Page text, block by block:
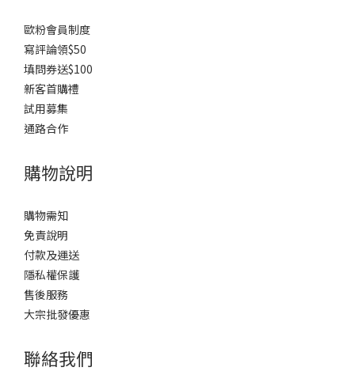
歐粉會員制度
寫評論領$50
填問券送$100
新客首購禮
試用募集
通路合作
購物說明
購物需知
免責說明
付款及運送
隱私權保護
售後服務
大宗批發優惠
聯絡我們